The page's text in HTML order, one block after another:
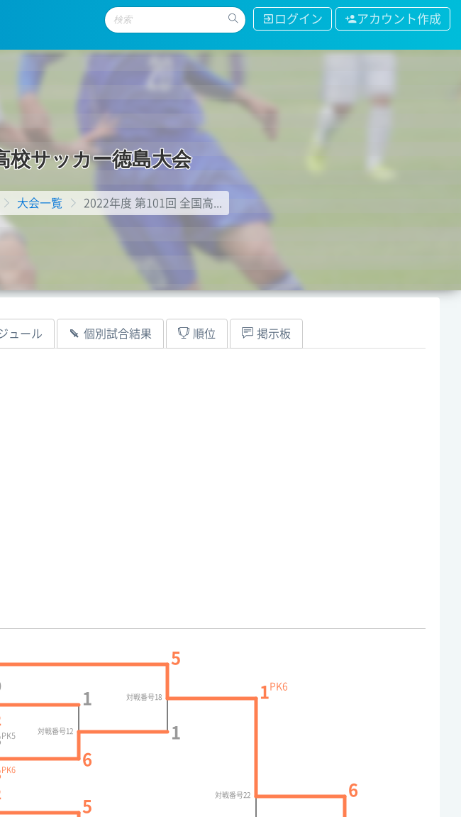
ログイン アカウント作成
校サッカー徳島大会
大会一覧 2022年度 第101回 全国高...
ュール 個別試合結果 順位 掲示板
対戦番号12
対戦番号18
対戦番号22
PK5
PK6
1
6
5
5
1
1 PK6
6